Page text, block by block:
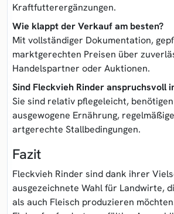
Kraftfutterergänzungen.
Wie klappt der Verkauf am besten?
Mit vollständiger Dokumentation,
marktgerechten Preisen über
Handelspartner oder Auktionen.
Sind Fleckvieh Rinder anspruchsvoll
Sie sind relativ pflegeleicht,
ausgewogene Ernährung,
artgerechte Stallbedingungen.
Fazit
Fleckvieh Rinder sind dank ihrer
ausgezeichnete Wahl für Landwirte,
als auch Fleisch produzieren